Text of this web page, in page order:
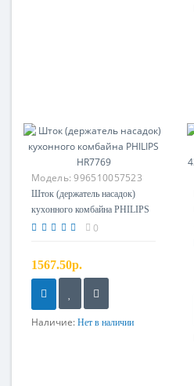
Модель:996510057523
Шток (держатель насадок)
кухонного комбайна PHILIPS
HR7769
0
1567.50р.
Наличие: Нет в наличии